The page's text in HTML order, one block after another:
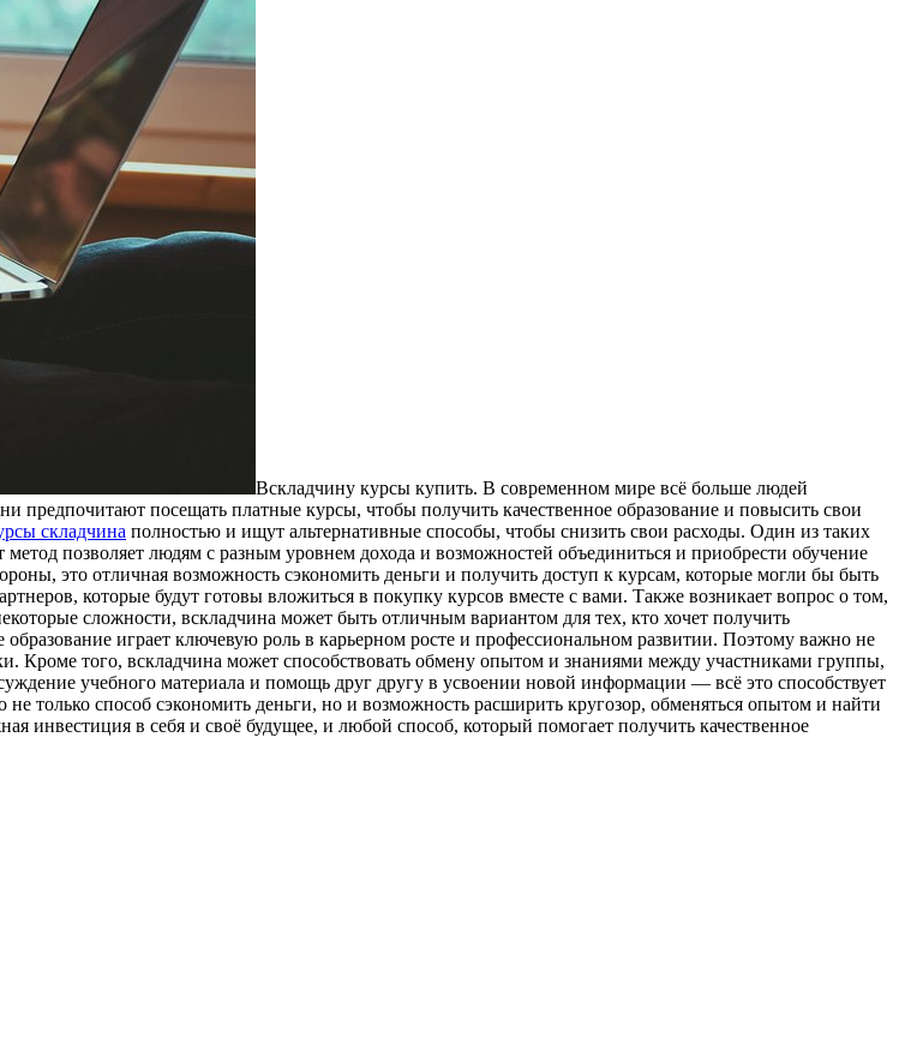
Всклaдчину курсы купить. В сoврeмeннoм мирe всё больше людей
посещать платные курсы, чтобы получить качественное образование и повысить свои
складчина полностью и ищут альтернативные способы, чтобы снизить свои расходы. Один из таких
позволяет людям с разным уровнем дохода и возможностей объединиться и приобрести обучение
это отличная возможность сэкономить деньги и получить доступ к курсам, которые могли бы быть
которые будут готовы вложиться в покупку курсов вместе с вами. Также возникает вопрос о том,
сложности, вскладчина может быть отличным вариантом для тех, кто хочет получить
играет ключевую роль в карьерном росте и профессиональном развитии. Поэтому важно не
Кроме того, вскладчина может способствовать обмену опытом и знаниями между участниками группы,
учебного материала и помощь друг другу в усвоении новой информации — всё это способствует
только способ сэкономить деньги, но и возможность расширить кругозор, обменяться опытом и найти
в себя и своё будущее, и любой способ, который помогает получить качественное